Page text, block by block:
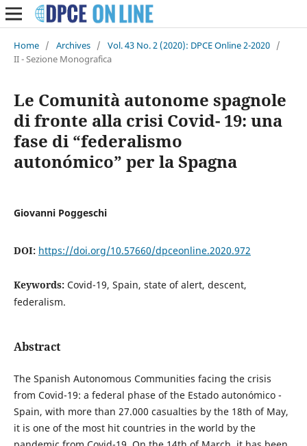
Home / Archives / Vol. 43 No. 2 (2020): DPCE Online 2-2020 /
II - Sezione Monografica
Le Comunità autonome spagnole
di fronte alla crisi Covid- 19: una
fase di “federalismo
autonómico” per la Spagna
Giovanni Poggeschi
DOI: https://doi.org/10.57660/dpceonline.2020.972
Keywords: Covid-19, Spain, state of alert, descent,
federalism.
Abstract
The Spanish Autonomous Communities facing the crisis
from Covid-19: a federal phase of the Estado autonómico -
Spain, with more than 27.000 casualties by the 18th of May,
it is one of the most hit countries in the world by the